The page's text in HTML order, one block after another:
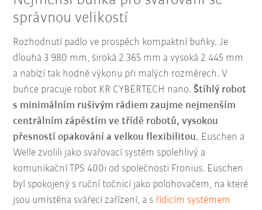
správnou velikostí
Rozhodnutí padlo ve prospěch kompaktní buňky. Je
dlouhá 3 980 mm, široká 2 365 mm a vysoká 2 445 mm
a nabízí tak hodně výkonu při malých rozměrech. V
buňce pracuje robot KR CYBERTECH nano.Štíhlý robot
s minimálním rušivým rádiem zaujme nejmenším
centrálním zápěstím ve třídě robotů, vysokou
přesností opakování a velkou flexibilitou. Euschen a
Welle zvolili jako svařovací systém spolehlivý a
komunikační TPS 400i od společnosti Fronius. Euschen
byl spokojený s ruční točnicí jako polohovačem, na které
jsou umístěna svářecí zařízení, a s řídicím systémem